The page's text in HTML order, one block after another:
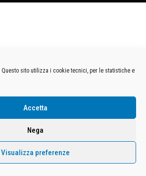
Questo sito utilizza i cookie tecnici, per le statistiche e
Accetta
Nega
Visualizza preferenze